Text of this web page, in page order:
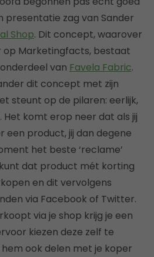
presentatie zag van Sander
Shop. Dit concept, waarover
op Marketingfacts, bestaat
van Favela Fabric.
dit concept met zijn
steunt op de pilaren: eerlijk,
komt erop neer dat als jij
een product, jij dan degene
het beste ‘reclame’
dat product mét korting
en dit vervolgens
via Facebook of Twitter.
via je shop krijg je een
kiezen deze zelf te
ook delen met je koper